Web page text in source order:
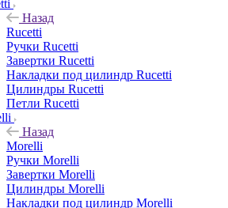
Назад
Rucetti
Ручки Rucetti
Завертки Rucetti
Накладки под цилиндр Rucetti
Цилиндры Rucetti
Петли Rucetti
Назад
Morelli
Ручки Morelli
Завертки Morelli
Цилиндры Morelli
Накладки под цилиндр Morelli